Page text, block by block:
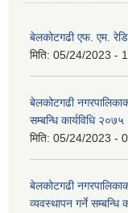
बेलकोटगढी एफ. एम.
मिति: 05/24/2023 -
बेलकोटगढी
सम्बन्धि कार्यविधि २०७५
मिति: 05/24/2023 -
बेलकोटगढी
व्यवस्थापन गर्ने सम्बन्धि